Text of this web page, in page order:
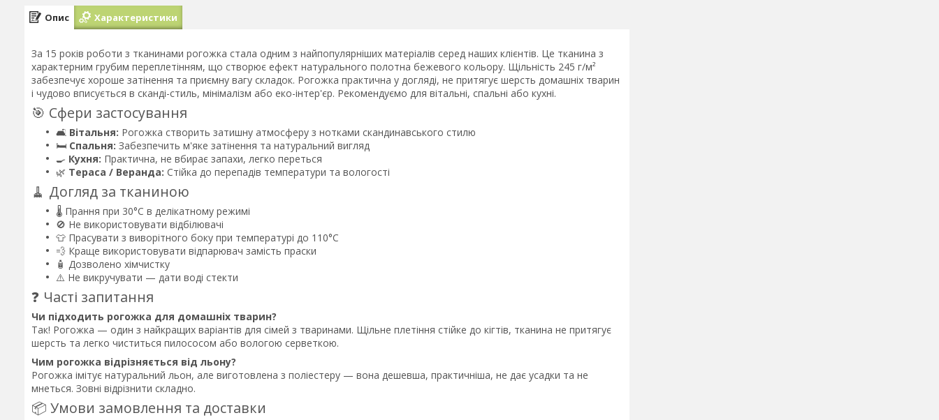
Опис Характеристики
За 15 років роботи з тканинами рогожка стала одним з найпопулярніших матеріалів серед наших клієнтів. Це тканина з
характерним грубим переплетінням, що створює ефект натурального полотна бежевого кольору. Щільність 245 г/м²
забезпечує хороше затінення та приємну вагу складок. Рогожка практична у догляді, не притягує шерсть домашніх тварин
і чудово вписується в сканді-стиль, мінімалізм або еко-інтер'єр. Рекомендуємо для вітальні, спальні або кухні.
🎯 Сфери застосування
🛋️ Вітальня: Рогожка створить затишну атмосферу з нотками скандинавського стилю
🛏️ Спальня: Забезпечить м'яке затінення та натуральний вигляд
🍳 Кухня: Практична, не вбирає запахи, легко переться
🌿 Тераса / Веранда: Стійка до перепадів температури та вологості
🧹 Догляд за тканиною
🌡️ Прання при 30°C в делікатному режимі
🚫 Не використовувати відбілювачі
👕 Прасувати з виворітного боку при температурі до 110°C
💨 Краще використовувати відпарювач замість праски
🧴 Дозволено хімчистку
⚠️ Не викручувати — дати воді стекти
❓ Часті запитання
Чи підходить рогожка для домашніх тварин?
Так! Рогожка — один з найкращих варіантів для сімей з тваринами. Щільне плетіння стійке до кігтів, тканина не притягує
шерсть та легко чиститься пилососом або вологою серветкою.
Чим рогожка відрізняється від льону?
Рогожка імітує натуральний льон, але виготовлена з поліестеру — вона дешевша, практичніша, не дає усадки та не
мнеться. Зовні відрізнити складно.
📦 Умови замовлення та доставки